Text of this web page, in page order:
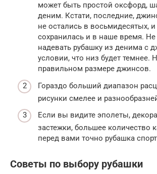
может быть простой оксфорд,
деним. Кстати, последние,
не остались в восьмидесятых,
сохранилась и в наше время. Не
надевать рубашку из денима с
условии, что низ будет темнее.
правильном размере джинсов.
Гораздо больший диапазон
рисунки смелее и
Если вы видите эполеты,
застежки, большее количество
перед вами точно рубашка
Советы по выбору рубашки